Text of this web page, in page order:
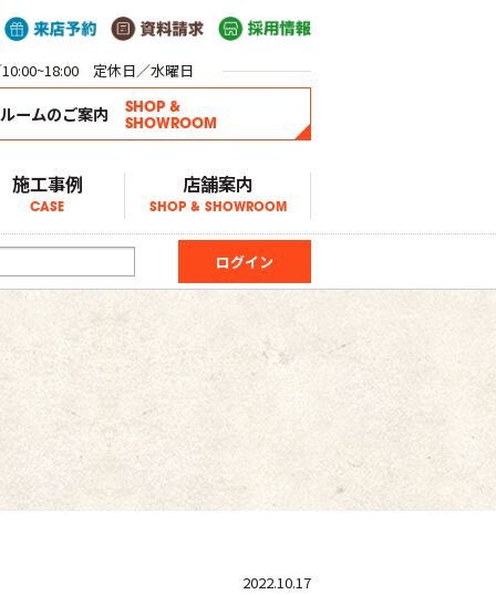
定休日／水曜日
ームのご案内
SHOP &
SHOWROOM
施工事例
CASE
店舗案内
SHOP & SHOWROOM
2022.10.17